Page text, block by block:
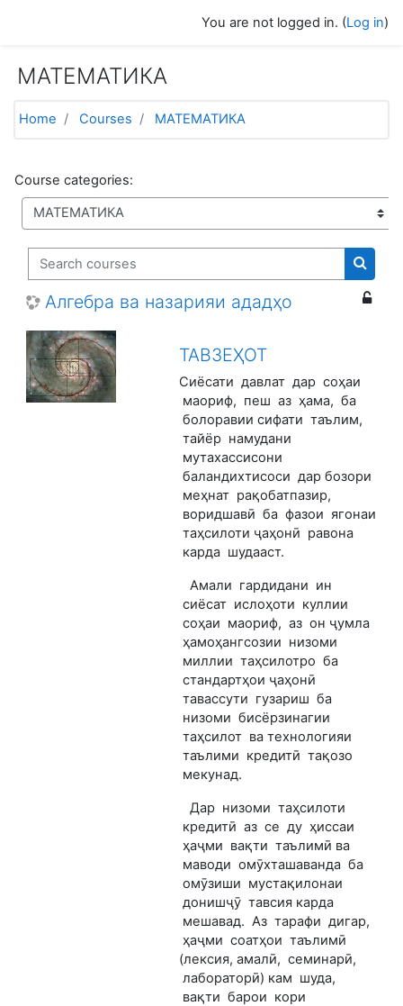
You are not logged in. (Log in)
МАТЕМАТИКА
Home Courses МАТЕМАТИКА
Course categories:
Search courses
Алгебра ва назарияи ададҳо
ТАВЗЕҲОТ
Сиёсати давлат дар соҳаи
маориф, пеш аз ҳама, ба
болоравии сифати таълим,
тайёр намудани
мутахассисони
баландихтисоси дар бозори
меҳнат рақобатпазир,
воридшавӣ ба фазои ягонаи
таҳсилоти ҷаҳонӣ равона
карда шудааст.
Амали гардидани ин
сиёсат ислоҳоти куллии
соҳаи маориф, аз он ҷумла
ҳамоҳангсозии низоми
миллии таҳсилотро ба
стандартҳои ҷаҳонӣ
тавассути гузариш ба
низоми бисёрзинагии
таҳсилот ва технологияи
таълими кредитӣ тақозо
мекунад.
Дар низоми таҳсилоти
кредитӣ аз се ду ҳиссаи
ҳаҷми вақти таълимӣ ва
маводи омӯхташаванда ба
омӯзиши мустақилонаи
донишҷӯ тавсия карда
мешавад. Аз тарафи дигар,
ҳаҷми соатҳои таълимӣ
(лексия, амалӣ, семинарӣ,
лабораторӣ) кам шуда,
вақти барои кори